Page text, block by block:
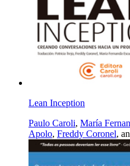
Lean Inception
Paulo Caroli, María
Apolo, Freddy Coronel,